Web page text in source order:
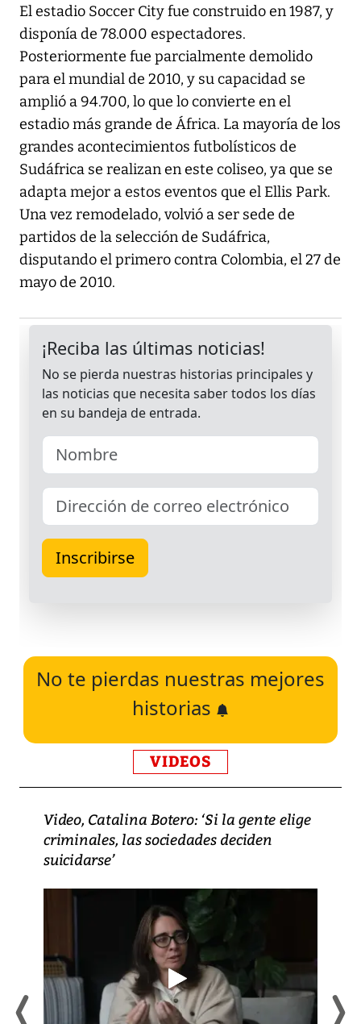
El estadio Soccer City fue construido en 1987, y
disponía de 78.000 espectadores.
Posteriormente fue parcialmente demolido
para el mundial de 2010, y su capacidad se
amplió a 94.700, lo que lo convierte en el
estadio más grande de África. La mayoría de los
grandes acontecimientos futbolísticos de
Sudáfrica se realizan en este coliseo, ya que se
adapta mejor a estos eventos que el Ellis Park.
Una vez remodelado, volvió a ser sede de
partidos de la selección de Sudáfrica,
disputando el primero contra Colombia, el 27 de
mayo de 2010.
No te pierdas nuestras mejores
historias
VIDEOS
Video, Catalina Botero: ‘Si la gente elige
criminales, las sociedades deciden
suicidarse’